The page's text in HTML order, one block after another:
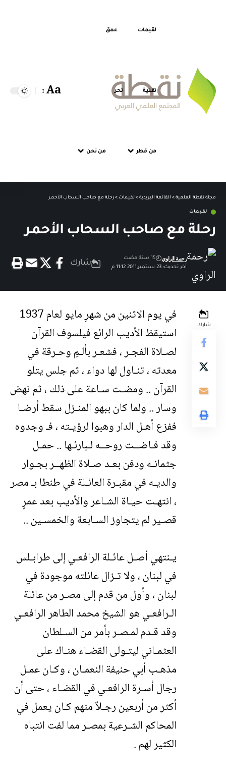
لقيمات عمق
تقنية تحر
من قطر من نحن
Font
Aa
مجلة نقطة العلمية > القائمة البريدية > لقيمات > رحـلة مع صاحب السحاب الأحمـر
لقيمات
رحـلة مع صاحب السحاب الأحمـر
آخر تحديث: 23 سبتمبر,2011 11:12 م
رحمة الراوي 15 سنة مضت
شارك
شارك
في يوم الاثنين من شهرِ مايو لعام 1937
استيقظ الأديب الرائع فيلسوف القرآن
لصـلاة الفجـر ، فشعـر بألـمِ وحـرقة في
معدته ، تنـاول لها دواء ، ثم جلس يتلو
القرآن .. ومضـت سـاعة على ذلك ، ثم نهض
وسار .. ولما كان ببهو المنـزل سقط أرضـا
ففزع أهـل الدار وهبوا لرؤيـته ، فـ وجدوه
وقد فـاضــت روحــه لـبارئـها .. حمـل
جثمانـه ودفن بعـد صـلاة الظهــر بجـوار
والديـه في مقبـرة العائـلة في طنطا بـ مصر
، انتهـت حيـاة الشـاعر والأديب بعد عمرٍ
قصـير لم يتجاوز السـابعة والخمسـين ..
يـنتهي أصـل عائـلة الرافعـي إلى طرابـلس
في لبنان ، ولا تـزال عائلته موجودة في
لبنان ، وأول من قدم إلى مصـر من عائلة
الـرافعـي هو الشيخ محمد الطاهر الرافعـي
وقد قـدم لمـصـر بأمر من السـلطان
العثمـاني ليتـولى القضـاء هنـاك على
مذهـب أبي حنيفة النعمـان ، وكـان عمـل
رجال أسـرة الرافعـي في القضـاء ، حتى أن
أكثر من أربعين رجـلاً منهم كـان يعمل في
المحاكم الشـرعية بمصـر مما لفت انتباه
الكثير لهم .